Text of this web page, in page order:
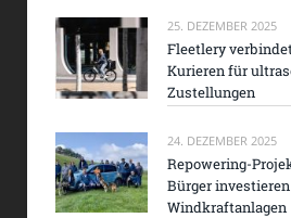
25. DEZEMBER 2025
Fleetlery
Kurieren für
Zustellungen
24. DEZEMBER 2025
Repowering-
Bürger
Windkraftanlagen